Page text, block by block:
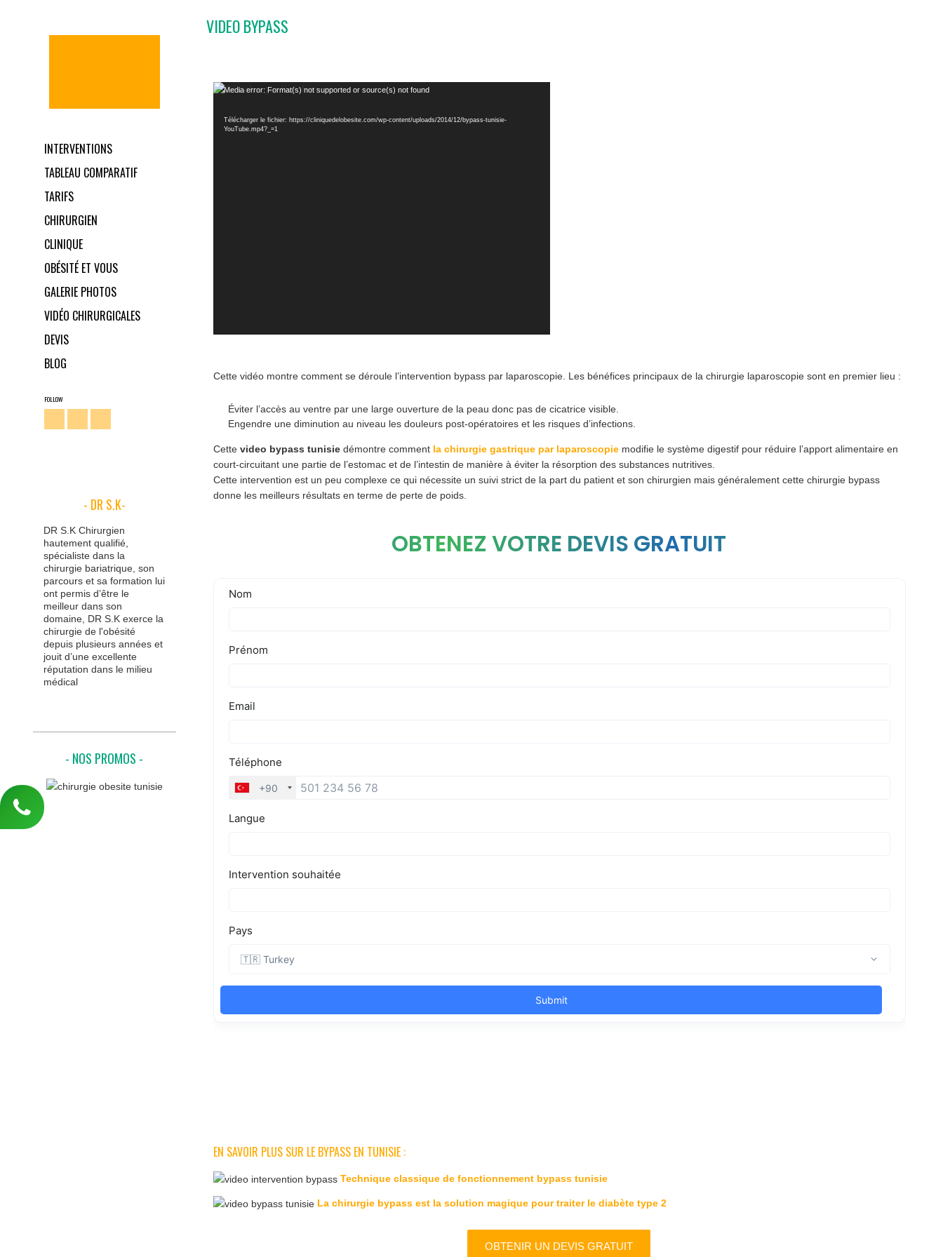
INTERVENTIONS
TABLEAU COMPARATIF
TARIFS
CHIRURGIEN
CLINIQUE
OBÉSITÉ ET VOUS
GALERIE PHOTOS
VIDÉO CHIRURGICALES
DEVIS
BLOG
FOLLOW
- DR S.K-
DR S.K Chirurgien
hautement qualifié,
spécialiste dans la
chirurgie bariatrique, son
parcours et sa formation lui
ont permis d’être le
meilleur dans son
domaine, DR S.K exerce la
chirurgie de l'obésité
depuis plusieurs années et
jouit d’une excellente
réputation dans le milieu
médical
- NOS PROMOS -
VIDEO BYPASS
Lecteur
Media error: Format(s) not supported or source(s) not found
Télécharger le fichier: https://cliniquedelobesite.com/wp-content/uploads/2014/12/bypass-tunisie-
YouTube.mp4?_=1
Cette vidéo montre comment se déroule l’intervention bypass par laparoscopie. Les bénéfices principaux de la chirurgie laparoscopie sont en premier lieu :
Éviter l’accès au ventre par une large ouverture de la peau donc pas de cicatrice visible.
Engendre une diminution au niveau les douleurs post-opératoires et les risques d’infections.
Cette video bypass tunisiedémontre comment la chirurgie gastrique par laparoscopiemodifie le système digestif pour réduire l’apport alimentaire en
court-circuitant une partie de l’estomac et de l’intestin de manière à éviter la résorption des substances nutritives.
Cette intervention est un peu complexe ce qui nécessite un suivi strict de la part du patient et son chirurgien mais généralement cette chirurgie bypass
donne les meilleurs résultats en terme de perte de poids.
OBTENEZ VOTRE DEVIS GRATUIT
EN SAVOIR PLUS SUR LE BYPASS EN TUNISIE :
Technique classique de fonctionnement bypass tunisie
La chirurgie bypass est la solution magique pour traiter le diabète type 2
OBTENIR UN DEVIS GRATUIT